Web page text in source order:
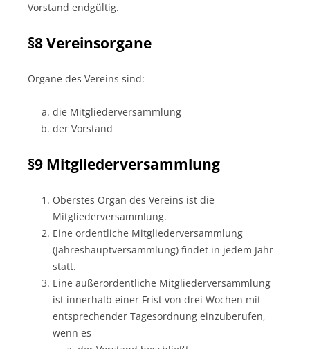
Vorstand endgültig.
§8 Vereinsorgane
Organe des Vereins sind:
die Mitgliederversammlung
der Vorstand
§9 Mitgliederversammlung
Oberstes Organ des Vereins ist die
Mitgliederversammlung.
Eine ordentliche Mitgliederversammlung
(Jahreshauptversammlung) findet in jedem Jahr
statt.
Eine außerordentliche Mitgliederversammlung
ist innerhalb einer Frist von drei Wochen mit
entsprechender Tagesordnung einzuberufen,
wenn es